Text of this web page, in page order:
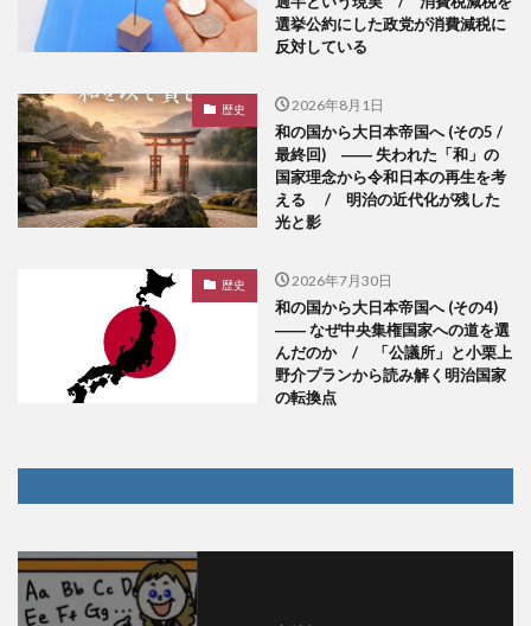
選挙公約にした政党が消費減税に
反対している
歴史 2026年8月1日
和の国から大日本帝国へ (その5 /
最終回) ―― 失われた「和」の
国家理念から令和日本の再生を考
える / 明治の近代化が残した
光と影
歴史 2026年7月30日
和の国から大日本帝国へ (その4)
―― なぜ中央集権国家への道を選
んだのか / 「公議所」と小栗上
野介プランから読み解く明治国家
の転換点